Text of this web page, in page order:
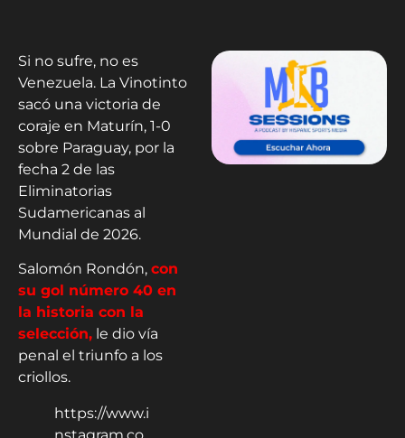
Si no sufre, no es
Venezuela. La Vinotinto
sacó una victoria de
coraje en Maturín, 1-0
sobre Paraguay, por la
fecha 2 de las
Eliminatorias
Sudamericanas al
Mundial de 2026.
Salomón Rondón, con
su gol número 40 en
la historia con la
selección, le dio vía
penal el triunfo a los
criollos.
https://www.i